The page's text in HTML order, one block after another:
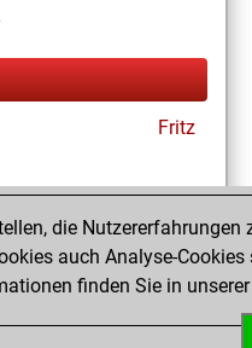
Fritz
Play
die Nutzererfahrungen
auch Analyse-
finden Sie in unserer